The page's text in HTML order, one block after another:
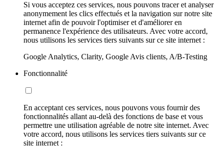
Si vous acceptez ces services, nous pouvons tracer et analyser
anonymement les clics effectués et la navigation sur notre site
internet afin de pouvoir l'optimiser et d'améliorer en
permanence l'expérience des utilisateurs. Avec votre accord,
nous utilisons les services tiers suivants sur ce site internet :
Google Analytics, Clarity, Google Avis clients, A/B-Testing
Fonctionnalité
En acceptant ces services, nous pouvons vous fournir des
fonctionnalités allant au-delà des fonctions de base et vous
permettre une utilisation agréable de notre site internet. Avec
votre accord, nous utilisons les services tiers suivants sur ce
site internet :